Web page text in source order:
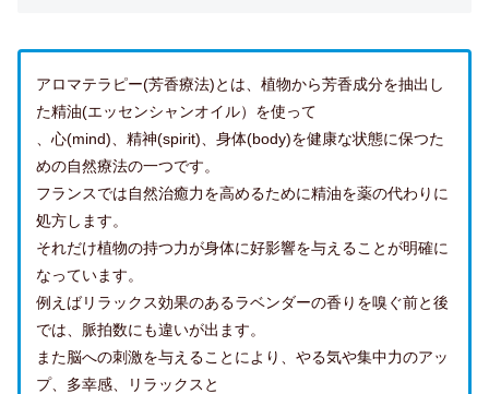
アロマテラピー(芳香療法)とは、植物から芳香成分を抽出し
た精油(エッセンシャンオイル）を使って
、心(mind)、精神(spirit)、身体(body)を健康な状態に保つた
めの自然療法の一つです。
フランスでは自然治癒力を高めるために精油を薬の代わりに
処方します。
それだけ植物の持つ力が身体に好影響を与えることが明確に
なっています。
例えばリラックス効果のあるラベンダーの香りを嗅ぐ前と後
では、脈拍数にも違いが出ます。
また脳への刺激を与えることにより、やる気や集中力のアッ
プ、多幸感、リラックスと